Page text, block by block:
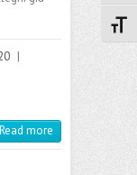
|
Read more